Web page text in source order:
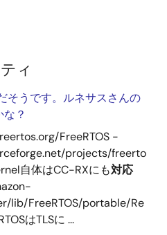
ィ
そうです。ルネサスさんの
？
FreeRTOS -
projects/freerto
自体はCC-RXにも対応
lib/FreeRTOS/portable/Re
はTLSに ...